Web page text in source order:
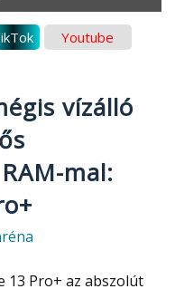
Youtube
vízálló
mal:
13 Pro+ az abszolút